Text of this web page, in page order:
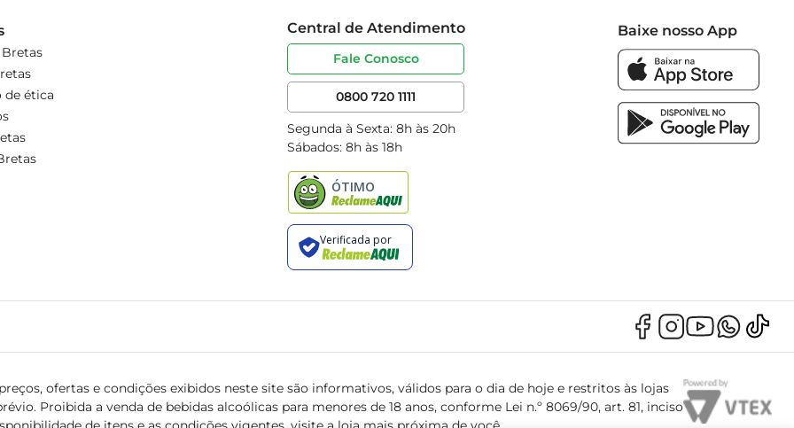
de ética
Central de Atendimento
Fale Conosco
0800 720 1111
Segunda à Sexta: 8h às 20h
Sábados: 8h às 18h
Baixe nosso App
ofertas e condições exibidos neste site são informativos, válidos para o dia de hoje e restritos às lojas
Proibida a venda de bebidas alcoólicas para menores de 18 anos, conforme Lei n.º 8069/90, art. 81, inciso